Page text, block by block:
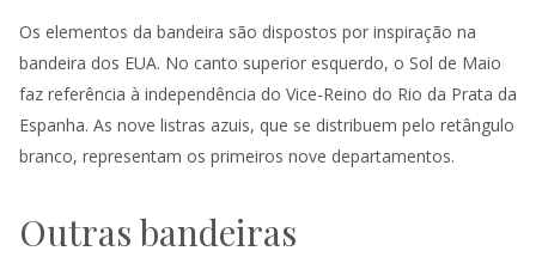
Os elementos da bandeira são dispostos por inspiração na
bandeira dos EUA. No canto superior esquerdo, o Sol de Maio
faz referência à independência do Vice-Reino do Rio da Prata da
Espanha. As nove listras azuis, que se distribuem pelo retângulo
branco, representam os primeiros nove departamentos.
Outras bandeiras